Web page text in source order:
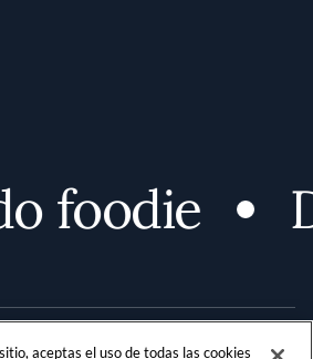
foodie
aceptas el uso de todas las cookies